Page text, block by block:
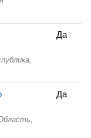
Да
Да